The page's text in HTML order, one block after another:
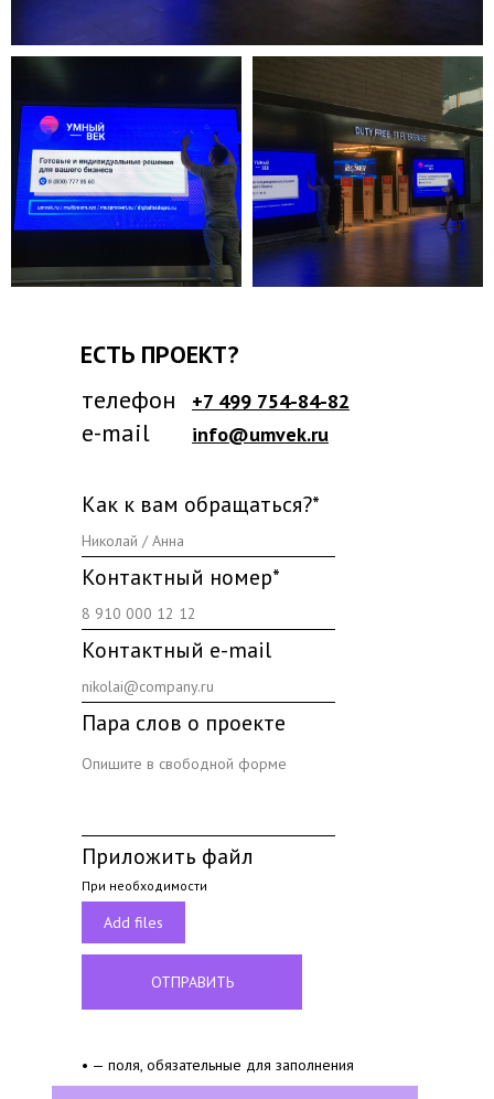
Как к вам обращаться?*
Контактный номер*
Контактный e-mail
Пара слов о проекте
Приложить файл
При необходимости
Add files
ОТПРАВИТЬ
ЕСТЬ ПРОЕКТ?
• — поля, обязательные для заполнения
e-mail info@umvek.ru
телефон +7 499 754-84-82